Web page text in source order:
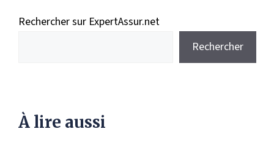
Rechercher sur ExpertAssur.net
Rechercher
À lire aussi